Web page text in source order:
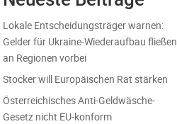
Lokale Entscheidungsträger warnen:
Gelder für Ukraine-Wiederaufbau fließen
an Regionen vorbei
Stocker will Europäischen Rat stärken
Österreichisches Anti-Geldwäsche-
Gesetz nicht EU-konform